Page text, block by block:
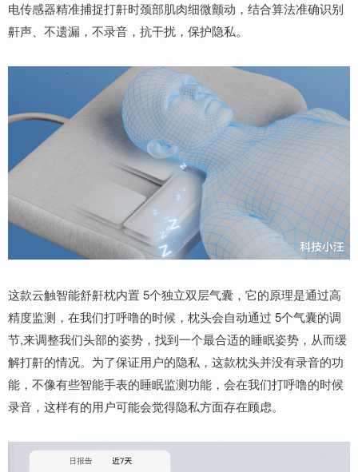
电传感器精准捕捉打鼾时颈部肌肉细微颤动，结合算法准确识别
鼾声、不遗漏，不录音，抗干扰，保护隐私。
这款云触智能舒鼾枕内置 5个独立双层气囊，它的原理是通过高
精度监测，在我们打呼噜的时候，枕头会自动通过 5个气囊的调
节,来调整我们头部的姿势，找到一个最合适的睡眠姿势，从而缓
解打鼾的情况。为了保证用户的隐私，这款枕头并没有录音的功
能，不像有些智能手表的睡眠监测功能，会在我们打呼噜的时候
录音，这样有的用户可能会觉得隐私方面存在顾虑。